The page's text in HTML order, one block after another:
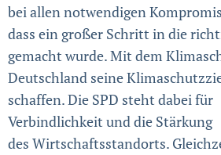
bei allen notwendigen
dass ein großer Schritt in die
gemacht wurde. Mit dem
Deutschland seine
schaffen. Die SPD steht dabei für
Verbindlichkeit und die Stärkung
des Wirtschaftsstandorts.